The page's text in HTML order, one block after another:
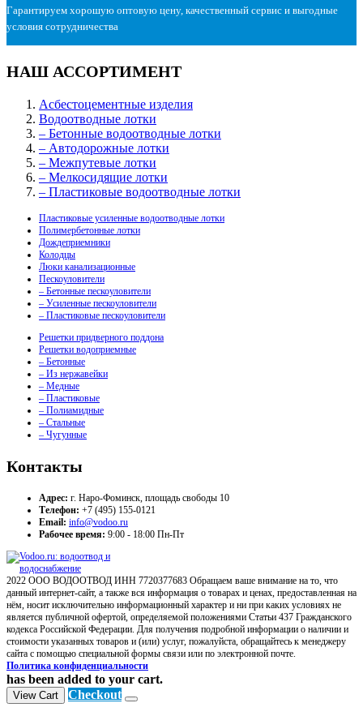
Гарантируем хорошую оптовую цену, качественный сервис и выгодные
условия сотрудничества
НАШ АССОРТИМЕНТ
Асбестоцементные изделия
Водоотводные лотки
– Бетонные водоотводные лотки
– Автодорожные лотки
– Межпутевые лотки
– Мелкосидящие лотки
– Пластиковые водоотводные лотки
Пластиковые усиленные водоотводные лотки
Полимербетонные лотки
Дождеприемники
Колодцы
Люки канализационные
Пескоуловители
– Бетонные пескоуловители
– Усиленные пескоуловители
– Пластиковые пескоуловители
Решетки придверного поддона
Решетки водоприемные
– Бетонные
– Из нержавейки
– Медные
– Пластиковые
– Полиамидные
– Стальные
– Чугунные
Контакты
Адрес: г. Наро-Фоминск, площадь свободы 10
Телефон: +7 (495) 155-0121
Email: info@vodoo.ru
Рабочее время: 9:00 - 18:00 Пн-Пт
2022 ООО ВОДООТВОД ИНН 7720377683 Обращаем ваше внимание на то, что
данный интернет-сайт, а также вся информация о товарах и ценах, предоставленная на
нём, носит исключительно информационный характер и ни при каких условиях не
является публичной офертой, определяемой положениями Статьи 437 Гражданского
кодекса Российской Федерации. Для получения подробной информации о наличии и
стоимости указанных товаров и (или) услуг, пожалуйста, обращайтесь к менеджеру
сайта с помощью специальной формы связи или по электронной почте.
Политика конфиденциальности
has been added to your cart.
View Cart Checkout